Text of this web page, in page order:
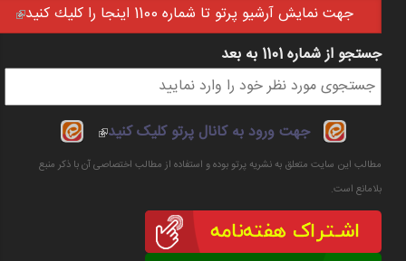
جهت نمايش آرشيو پرتو تا شماره 1100 اينجا را كليك كنيد
فرم جستجو
جستجو از شماره 1101 به بعد
جهت ورود به کانال پرتو کلیک کنید
(link is
external)
مطالب این سایت متعلق به نشریه پرتو بوده و استفاده از مطالب اختصاصی آن با ذکر منبع
بلامانع است.